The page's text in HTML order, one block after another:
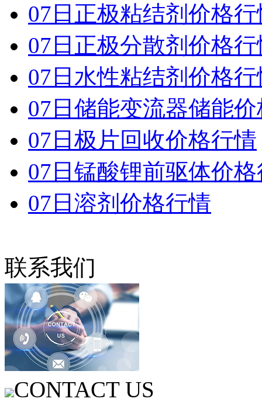
07日正极粘结剂价格行
07日正极分散剂价格行
07日水性粘结剂价格行
07日储能变流器储能
07日极片回收价格行情
07日锰酸锂前驱体价
07日溶剂价格行情
联系我们
CONTACT US